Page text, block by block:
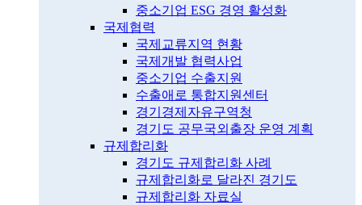
중소기업 ESG 경영 활성화
국제협력
국제교류지역 현황
국제개발 협력사업
중소기업 수출지원
수출애로 통합지원센터
경기경제자유구역청
경기도 공무국외출장 운영 계획
규제합리화
경기도 규제합리화 사례
규제합리화로 달라진 경기도
규제합리화 자료실